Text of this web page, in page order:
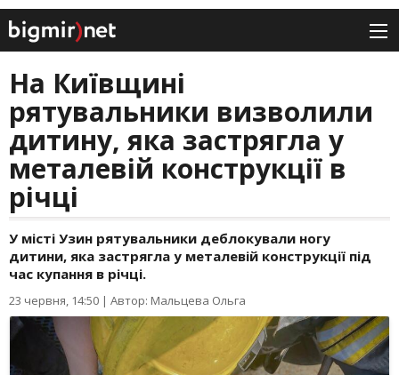
На Київщині
рятувальники визволили
дитину, яка застрягла у
металевій конструкції в
річці
У місті Узин рятувальники деблокували ногу
дитини, яка застрягла у металевій конструкції під
час купання в річці.
23 червня, 14:50 | Автор: Мальцева Ольга